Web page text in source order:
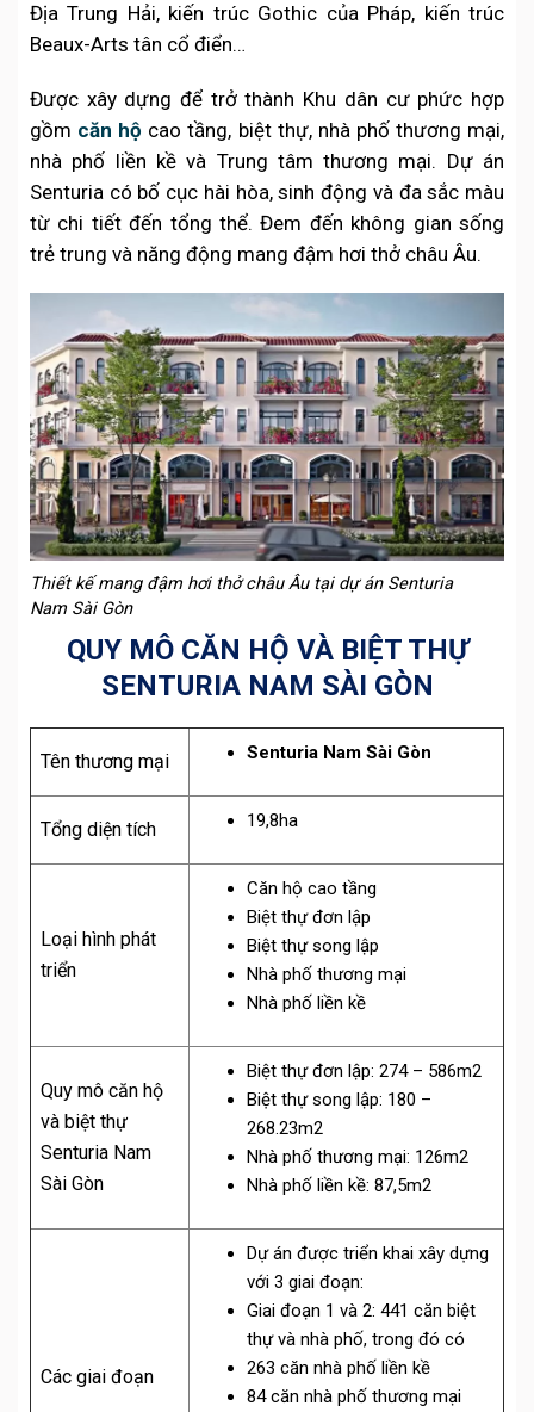
Địa Trung Hải, kiến trúc Gothic của Pháp, kiến trúc
Beaux-Arts tân cổ điển…
Được xây dựng để trở thành Khu dân cư phức hợp
gồm căn hộ cao tầng, biệt thự, nhà phố thương mại,
nhà phố liền kề và Trung tâm thương mại. Dự án
Senturia có bố cục hài hòa, sinh động và đa sắc màu
từ chi tiết đến tổng thể. Đem đến không gian sống
trẻ trung và năng động mang đậm hơi thở châu Âu.
Thiết kế mang đậm hơi thở châu Âu tại dự án Senturia
Nam Sài Gòn
QUY MÔ CĂN HỘ VÀ BIỆT THỰ
SENTURIA NAM SÀI GÒN
Tên thương mại Senturia Nam Sài Gòn
Tổng diện tích 19,8ha
Loại hình phát
triển
Căn hộ cao tầng
Biệt thự đơn lập
Biệt thự song lập
Nhà phố thương mại
Nhà phố liền kề
Quy mô căn hộ
và biệt thự
Senturia Nam
Sài Gòn
Biệt thự đơn lập: 274 – 586m2
Biệt thự song lập: 180 –
268.23m2
Nhà phố thương mại: 126m2
Nhà phố liền kề: 87,5m2
Các giai đoạn
Dự án được triển khai xây dựng
với 3 giai đoạn:
Giai đoạn 1 và 2: 441 căn biệt
thự và nhà phố, trong đó có
263 căn nhà phố liền kề
84 căn nhà phố thương mại